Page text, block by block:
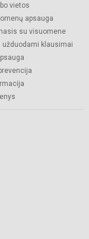
vietos
apsauga
su visuomene
užduodami klausimai